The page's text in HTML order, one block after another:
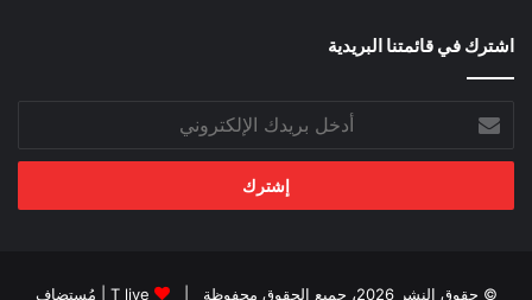
اشترك في قائمتنا البريدية
بريدك
الإلكتروني
© حقوق النشر 2026، جميع الحقوق محفوظة | T live | مُستضاف